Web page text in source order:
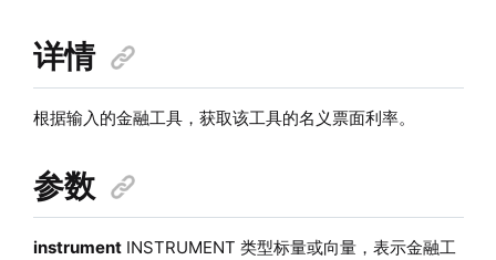
详情
根据输入的金融工具，获取该工具的名义票面利率。
参数
instrumentINSTRUMENT 类型标量或向量，表示金融工